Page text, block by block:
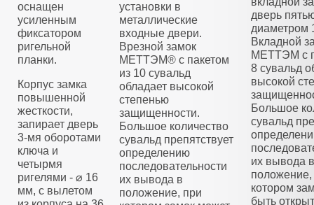
оснащен
усиленным
фиксатором
ригельной
планки.
Корпус замка
повышенной
жесткости,
запирает дверь
3-мя оборотами
ключа и
четырмя
ригелями - ⌀ 16
мм, с вылетом
установки в
металлические
входные двери.
Врезной замок
МЕТТЭМ® с пакетом
из 10 сувальд
обладает высокой
степенью
защищенности.
Большое количество
сувальд препятствует
определению
последовательности
их вывода в
положение, при
дверь
диаметром
Вкладной
МЕТТЭМ с
8 сувальд
высокой
Большое
сувальд
их вывода в
положение,
котором
быть